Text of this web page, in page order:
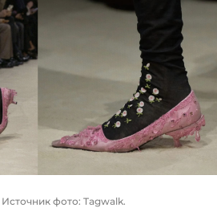
фото: Tagwalk.